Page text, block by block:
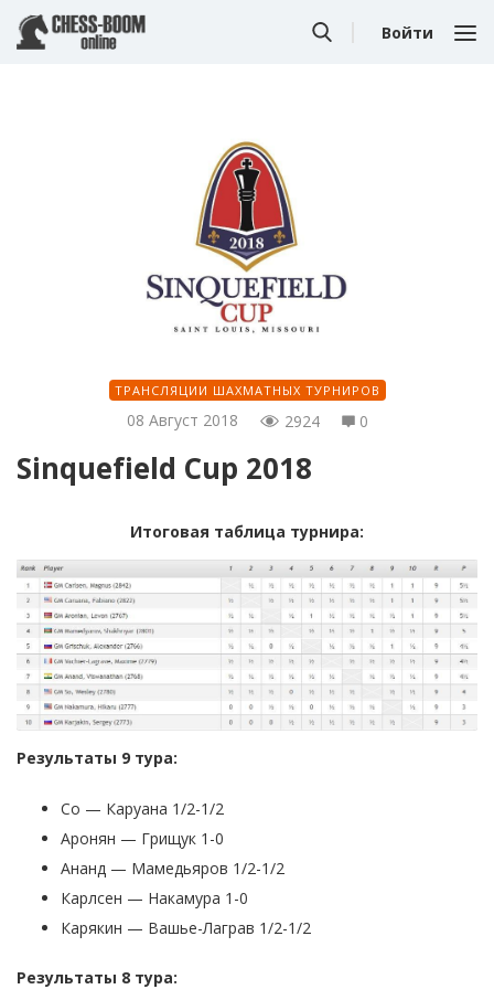
Войти
ТРАНСЛЯЦИИ ШАХМАТНЫХ ТУРНИРОВ
08 Август 2018 2924 0
Sinquefield Cup 2018
Итоговая таблица турнира:
Результаты 9 тура:
Со — Каруана 1/2-1/2
Аронян — Грищук 1-0
Ананд — Мамедьяров 1/2-1/2
Карлсен — Накамура 1-0
Карякин — Вашье-Лаграв 1/2-1/2
Результаты 8 тура: